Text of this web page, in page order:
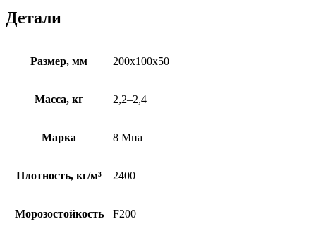
Детали
Размер, мм 200х100х50
Масса, кг 2,2–2,4
Марка 8 Мпа
Плотность, кг/м³ 2400
Морозостойкость F200